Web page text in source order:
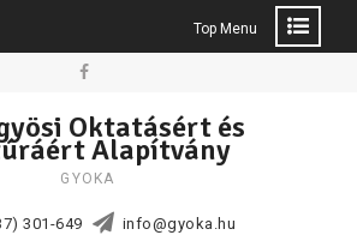
Top Menu
Oktatásért és
Alapítvány
GYOKA
301-649
info@gyoka.hu